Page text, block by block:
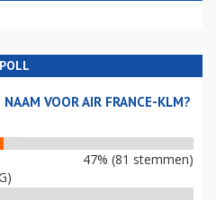
POLL
VOOR AIR FRANCE-KLM?
47% (81 stemmen)